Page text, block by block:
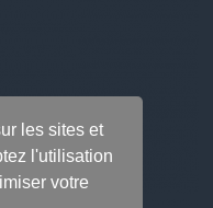
les sites et
l'utilisation
votre